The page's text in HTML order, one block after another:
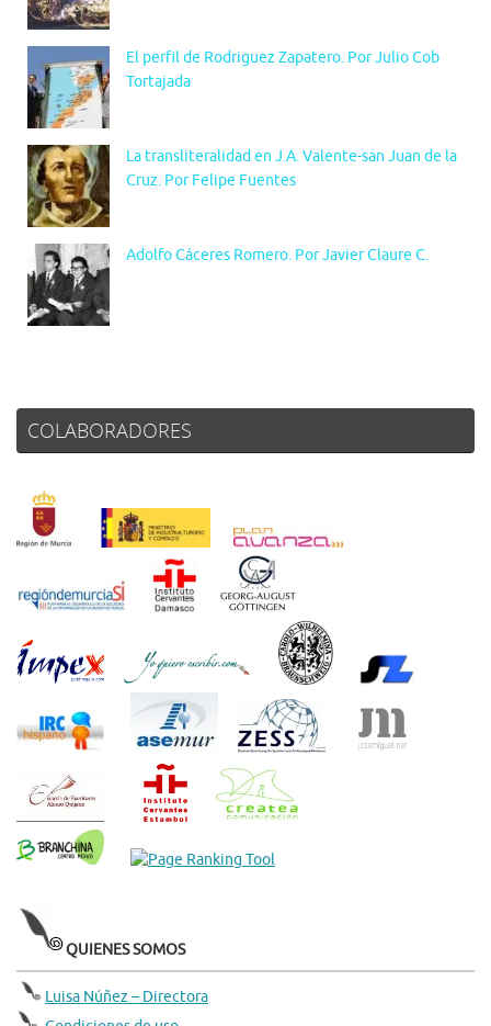
El perfil de Rodriguez Zapatero. Por Julio Cob
Tortajada
La transliteralidad en J.A. Valente-san Juan de la
Cruz. Por Felipe Fuentes
Adolfo Cáceres Romero. Por Javier Claure C.
COLABORADORES
QUIENES SOMOS
Luisa Núñez – Directora